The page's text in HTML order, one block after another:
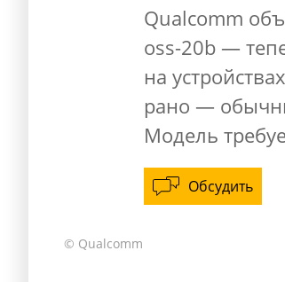
Qualcomm
oss-20b —
на
рано —
Модель
Обсудить
© Qualcomm